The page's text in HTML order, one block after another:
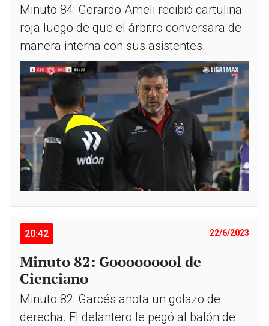
Minuto 84: Gerardo Ameli recibió cartulina
roja luego de que el árbitro conversara de
manera interna con sus asistentes.
20:42 22/6/2023
Minuto 82: Gooooooool de
Cienciano
Minuto 82: Garcés anota un golazo de
derecha. El delantero le pegó al balón de